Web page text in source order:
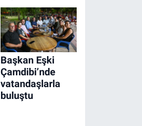
Başkan Eşki
Çamdibi’nde
vatandaşlarla
buluştu